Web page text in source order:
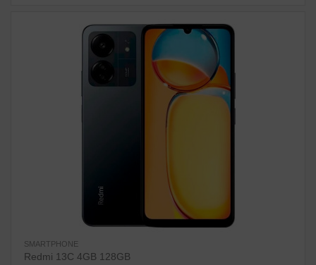
SMARTPHONE
Redmi 13C 4GB 128GB